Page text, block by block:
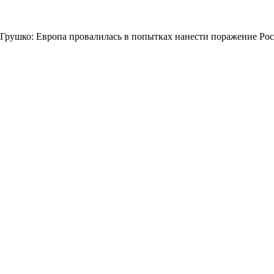
Грушко: Европа провалилась в попытках нанести поражение